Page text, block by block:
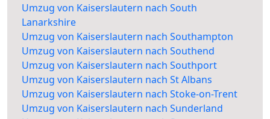
Umzug von Kaiserslautern nach South
Lanarkshire
Umzug von Kaiserslautern nach Southampton
Umzug von Kaiserslautern nach Southend
Umzug von Kaiserslautern nach Southport
Umzug von Kaiserslautern nach St Albans
Umzug von Kaiserslautern nach Stoke-on-Trent
Umzug von Kaiserslautern nach Sunderland